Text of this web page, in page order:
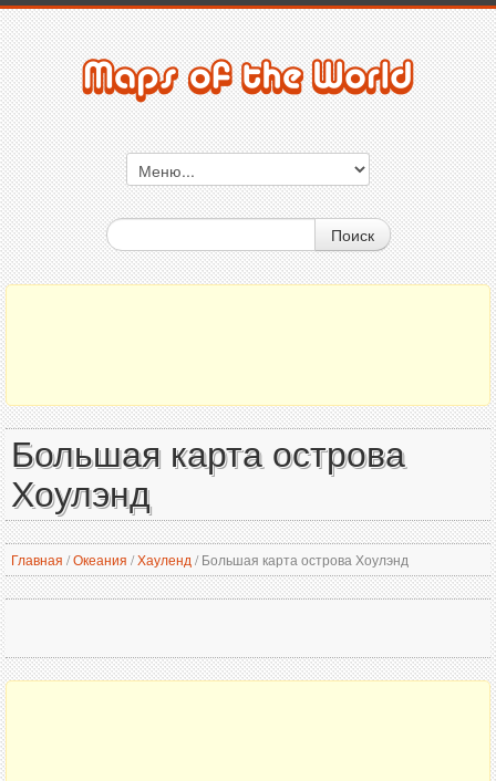
Поиск
Большая карта острова
Хоулэнд
Главная /Океания /Хауленд /Большая карта острова Хоулэнд